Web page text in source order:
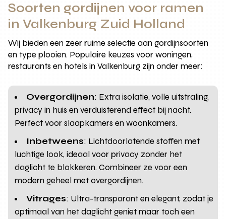
Soorten gordijnen voor ramen
in Valkenburg Zuid Holland
Wij bieden een zeer ruime selectie aan gordijnsoorten
en type plooien. Populaire keuzes voor woningen,
restaurants en hotels in Valkenburg zijn onder meer:
Overgordijnen: Extra isolatie, volle uitstraling,
privacy in huis en verduisterend effect bij nacht.
Perfect voor slaapkamers en woonkamers.
Inbetweens: Lichtdoorlatende stoffen met
luchtige look, ideaal voor privacy zonder het
daglicht te blokkeren. Combineer ze voor een
modern geheel met overgordijnen.
Vitrages: Ultra-transparant en elegant, zodat je
optimaal van het daglicht geniet maar toch een